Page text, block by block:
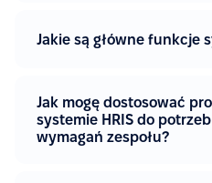
Jakie są główne funkcje
Jak mogę dostosować
systemie HRIS do
wymagań zespołu?